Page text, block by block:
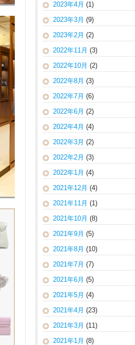
2023年4月 (1)
2023年3月 (9)
2023年2月 (2)
2022年11月 (3)
2022年10月 (2)
2022年8月 (3)
2022年7月 (6)
2022年6月 (2)
2022年4月 (4)
2022年3月 (2)
2022年2月 (3)
2022年1月 (4)
2021年12月 (4)
2021年11月 (1)
2021年10月 (8)
2021年9月 (5)
2021年8月 (10)
2021年7月 (7)
2021年6月 (5)
2021年5月 (4)
2021年4月 (23)
2021年3月 (11)
2021年1月 (8)